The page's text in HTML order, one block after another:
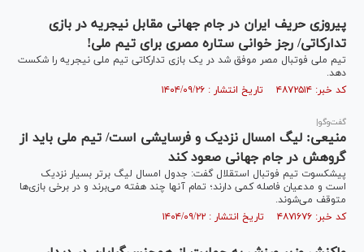
پیروزی حریف ایران در جام جهانی مقابل نیجریه در بازی
تدارکاتی/ رجز خوانی ستاره مصری برای تیم ملی!
تیم ملی فوتبال مصر موفق شد در یک بازی تدارکاتی تیم ملی نیجریه را شکست
دهد.
کد خبر: ۴۸۷۲۵۱۴ تاریخ انتشار : ۱۴۰۴/۰۹/۲۶
گفت‌وگو|
منیعی: لیگ امسال نزدیک و فرسایشی است/ تیم ملی باید از
گروهش در جام جهانی صعود کند
پیشکسوت تیم فوتبال استقلال گفت: جدول امسال لیگ برتر بسیار نزدیک
است و مدعیان فاصله کمی دارند؛ تمام آنها چند هفته می‌برند و در برخی بازی‌ها
متوقف می‌شوند.
کد خبر: ۴۸۷۱۶۷۶ تاریخ انتشار : ۱۴۰۴/۰۹/۲۲